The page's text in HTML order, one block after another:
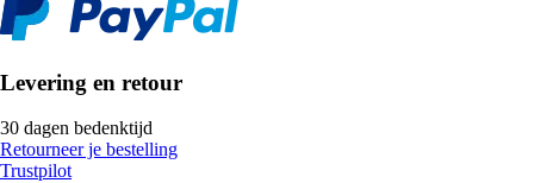
Levering en retour
30 dagen bedenktijd
Retourneer je bestelling
Trustpilot